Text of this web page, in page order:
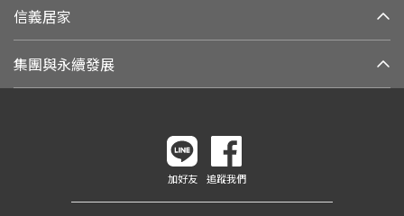
信義居家
集團與永續發展
加好友 追蹤我們